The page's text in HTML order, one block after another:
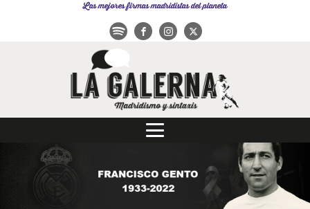
Las mejores firmas madridistas del planeta